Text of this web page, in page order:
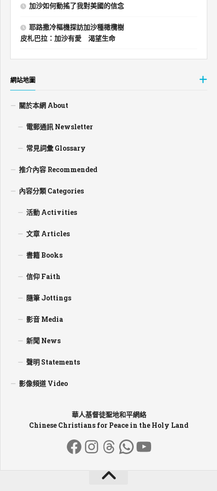
加沙如何動搖了我對美國的信念
耶路撒冷樞機探訪加沙種橄欖樹
皮札巴拉：加沙有愛 渴望生命
網站地圖
關於本網 About
電郵通訊 Newsletter
常見詞彙 Glossary
推介內容 Recommended
內容分類 Categories
活動 Activities
文章 Articles
書籍 Books
信仰 Faith
隨筆 Jottings
影音 Media
新聞 News
聲明 Statements
影像頻道 Video
華人基督徒聖地和平網絡
Chinese Christians for Peace in the Holy Land
Facebook
Instagram
Threads
WhatsApp
YouTube